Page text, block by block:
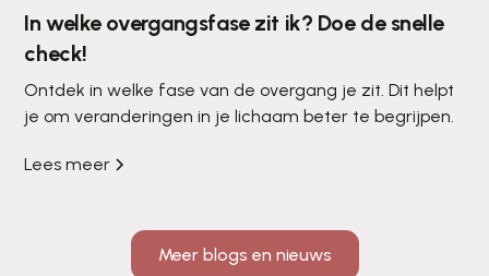
In welke overgangsfase zit ik? Doe de snelle
check!
Ontdek in welke fase van de overgang je zit. Dit helpt
je om veranderingen in je lichaam beter te begrijpen.
Lees meer
Meer blogs en nieuws